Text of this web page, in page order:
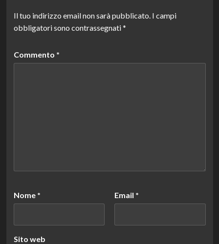
Il tuo indirizzo email non sarà pubblicato. I campi
obbligatori sono contrassegnati*
Commento *
Nome * Email *
Sito web